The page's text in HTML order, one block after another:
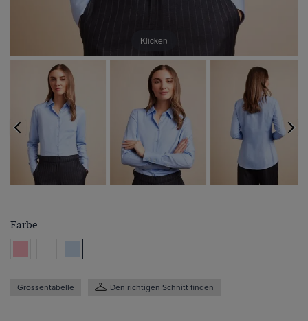
Klicken
Farbe
Grössentabelle Den richtigen Schnitt finden